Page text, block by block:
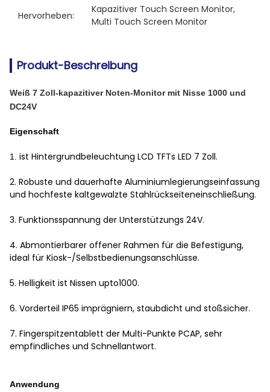
Hervorheben:
Kapazitiver Touch Screen Monitor,
Multi Touch Screen Monitor
Produkt-Beschreibung
Weiß 7 Zoll-kapazitiver Noten-Monitor mit Nisse 1000 und
DC24V
Eigenschaft
1. ist Hintergrundbeleuchtung LCD TFTs LED 7 Zoll.
2. Robuste und dauerhafte Aluminiumlegierungseinfassung
und hochfeste kaltgewalzte Stahlrückseiteneinschließung.
3. Funktionsspannung der Unterstützungs 24V.
4. Abmontierbarer offener Rahmen für die Befestigung,
ideal für Kiosk-/Selbstbedienungsanschlüsse.
5. Helligkeit ist Nissen upto1000.
6. Vorderteil IP65 imprägniern, staubdicht und stoßsicher.
7. Fingerspitzentablett der Multi-Punkte PCAP, sehr
empfindliches und Schnellantwort.
Anwendung